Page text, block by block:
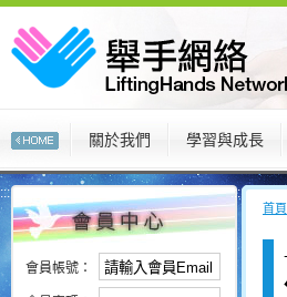
關於我們 學習與成長
:::
會員帳號：
:::
首頁